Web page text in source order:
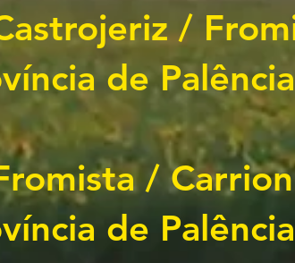
/
de
/
de Palência